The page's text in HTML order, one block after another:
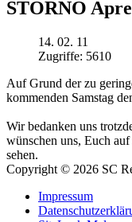
STORNO
14. 02. 11
Zugriffe: 5610
Auf Grund der zu
kommenden Samstag
Wir bedanken uns
wünschen uns, Euch
sehen.
Copyright © 2026 SC
Impressum